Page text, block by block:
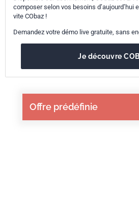
Offre prédéfinie
composer selon vos besoins d’aujourd’hui
vite CObaz !
Demandez votre démo live gratuite, sans
Je découvre